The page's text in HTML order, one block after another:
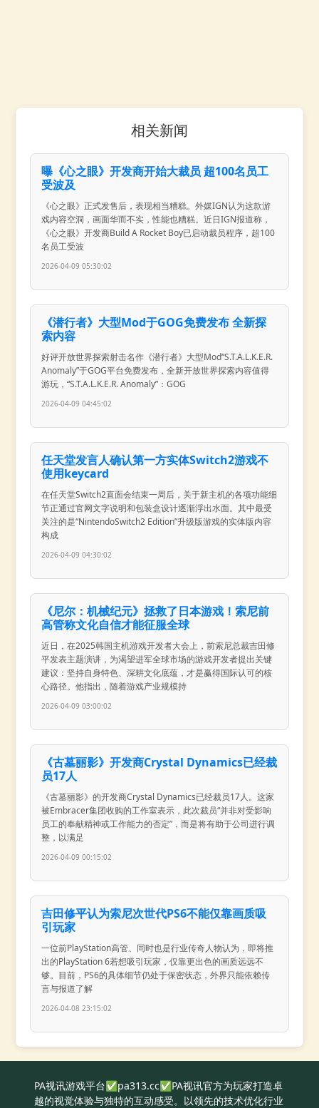
相关新闻
曝《心之眼》开发商开始大裁员 超100名员工
受波及
《心之眼》正式发售后，表现相当糟糕。外媒IGN认为这款游
戏内容空洞，画面华而不实，性能也糟糕。近日IGN报道称，
《心之眼》开发商Build A Rocket Boy已启动裁员程序，超100
名员工受波
2026-04-09 05:30:02
《潜行者》大型Mod于GOG免费发布 全新探
索内容
好评开放世界探索射击名作《潜行者》大型Mod“S.T.A.L.K.E.R.
Anomaly”于GOG平台免费发布，全新开放世界探索内容值得
游玩，“S.T.A.L.K.E.R. Anomaly”：GOG
2026-04-09 04:45:02
任天堂发言人确认第一方实体Switch2游戏不
使用keycard
在任天堂Switch2直面会结束一周后，关于新主机的各项功能细
节正通过官网文字说明和包装盒设计逐渐浮出水面。其中最受
关注的是“NintendoSwitch2 Edition”升级版游戏的实体版内容
构成
2026-04-09 04:30:02
《尼尔：机械纪元》拯救了日本游戏！索尼前
高管称文化自信才能征服全球
近日，在2025韩国主机游戏开发者大会上，前索尼总裁吉田修
平发表主题演讲，为渴望进军全球市场的游戏开发者提出关键
建议：坚持自身特色、深耕文化底蕴，才是赢得国际认可的核
心路径。他指出，随着游戏产业规模持
2026-04-09 03:00:02
《古墓丽影》开发商Crystal Dynamics已经裁
员17人
《古墓丽影》的开发商Crystal Dynamics已经裁员17人。这家
被Embracer集团收购的工作室表示，此次裁员“并非对受影响
员工的奉献精神或工作能力的否定”，而是将有助于公司进行调
整，以满足
2026-04-09 00:15:02
吉田修平认为索尼次世代PS6不能仅靠画质吸
引玩家
一位前PlayStation高管、同时也是行业传奇人物认为，即将推
出的PlayStation 6若想吸引玩家，仅靠更出色的画质远远不
够。目前，PS6的具体细节仍处于保密状态，外界只能依赖传
言与报道了解
2026-04-08 23:15:02
PA视讯游戏平台✅pa313.cc✅PA视讯官方为玩家打造卓
越的视觉体验与独特的互动感受。以领先的技术优化行业